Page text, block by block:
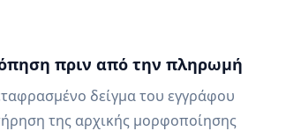
πριν από την πληρωμή
δείγμα του εγγράφου
της αρχικής μορφοποίησης